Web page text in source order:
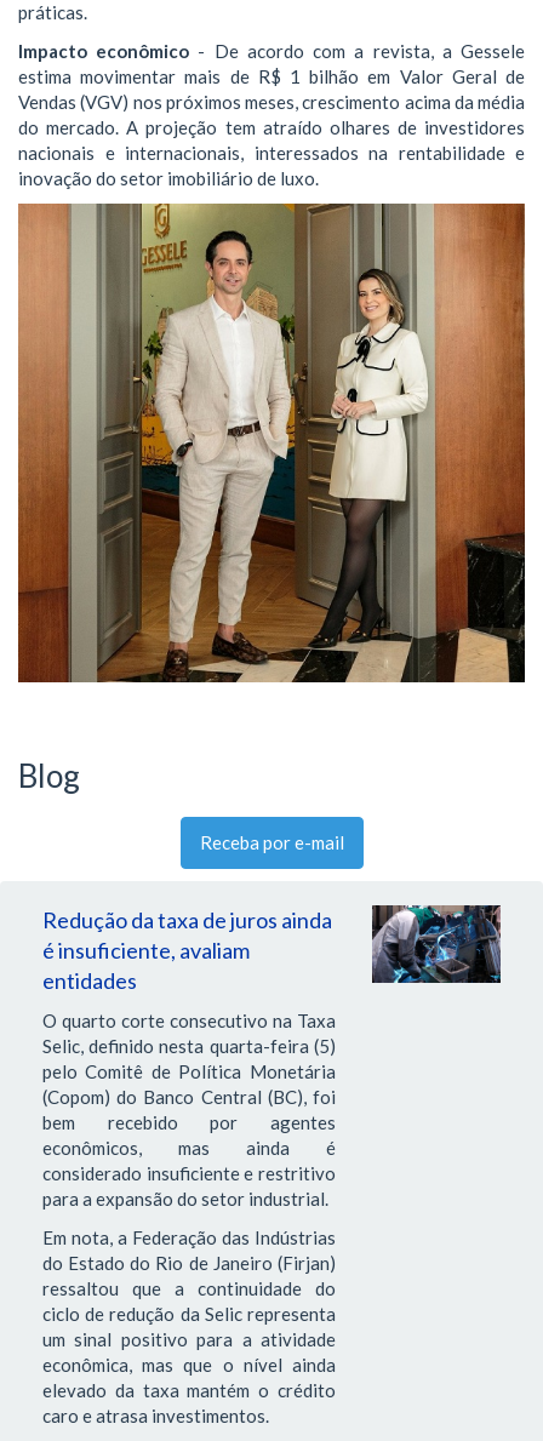
práticas.
Impacto econômico - De acordo com a revista, a Gessele
estima movimentar mais de R$ 1 bilhão em Valor Geral de
Vendas (VGV) nos próximos meses, crescimento acima da média
do mercado. A projeção tem atraído olhares de investidores
nacionais e internacionais, interessados na rentabilidade e
inovação do setor imobiliário de luxo.
Blog
Receba por e-mail
Redução da taxa de juros ainda
é insuficiente, avaliam
entidades
O quarto corte consecutivo na Taxa
Selic, definido nesta quarta-feira (5)
pelo Comitê de Política Monetária
(Copom) do Banco Central (BC), foi
bem recebido por agentes
econômicos, mas ainda é
considerado insuficiente e restritivo
para a expansão do setor industrial.
Em nota, a Federação das Indústrias
do Estado do Rio de Janeiro (Firjan)
ressaltou que a continuidade do
ciclo de redução da Selic representa
um sinal positivo para a atividade
econômica, mas que o nível ainda
elevado da taxa mantém o crédito
caro e atrasa investimentos.